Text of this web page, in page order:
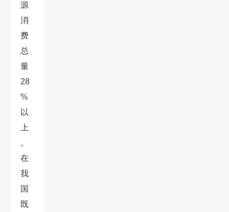
源
消
费
总
量
28
%
以
上
。
在
我
国
既